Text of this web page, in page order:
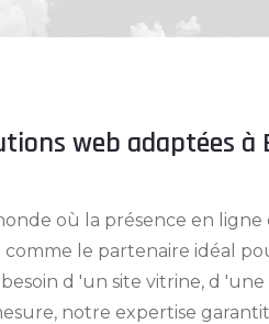
web adaptées à
où la présence en
comme le partenaire idéal
d 'un site vitrine, d
notre expertise